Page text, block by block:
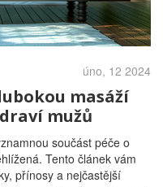
úno, 12 2024
masáží
mužů
součást péče o
Tento článek vám
přínosy a nejčastější